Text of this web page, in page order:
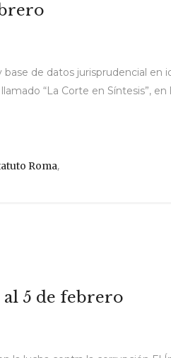
de datos jurisprudencial en
“La Corte en Síntesis”,
Roma,
al 5 de febrero